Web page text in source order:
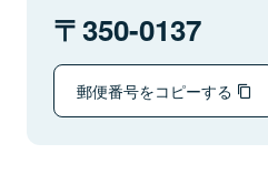
350-0137
郵便番号をコピーする